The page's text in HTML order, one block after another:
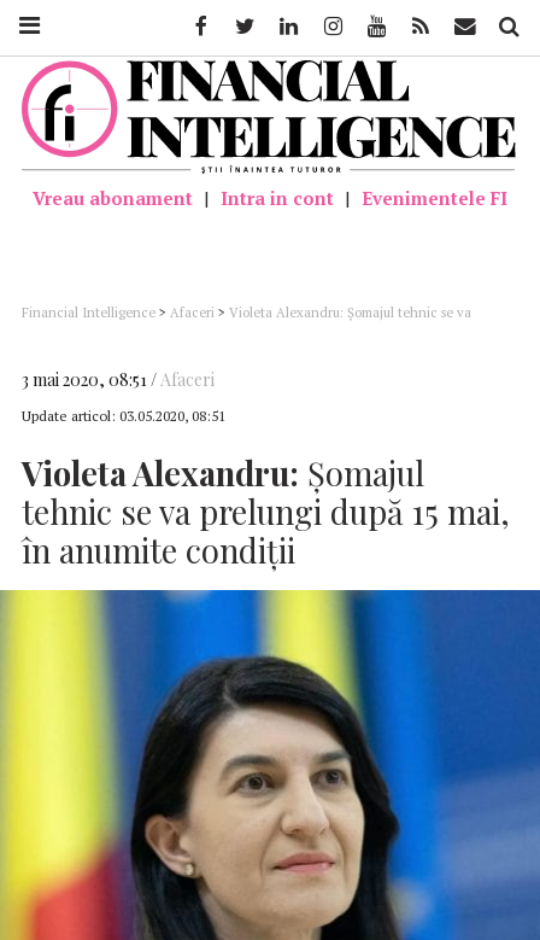
Vreau abonament | Intra in cont | Evenimentele FI
Financial Intelligence > Afaceri > Violeta Alexandru: Şomajul tehnic se va
3 mai 2020, 08:51 Afaceri
Update articol: 03.05.2020, 08:51
Violeta Alexandru: Şomajul
tehnic se va prelungi după 15 mai,
în anumite condiţii
FacebookTwitter LinkedinInstagramYoutube Feed Mail